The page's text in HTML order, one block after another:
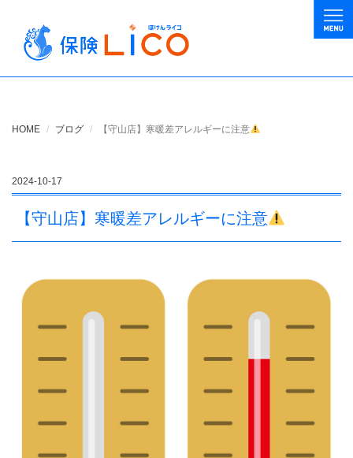
HOME ブログ 【守山店】寒暖差アレルギーに注意
2024-10-17
【守山店】寒暖差アレルギーに注意